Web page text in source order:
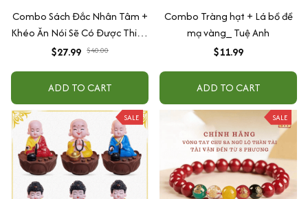
Combo Sách Đắc Nhân Tâm +
Khéo Ăn Nói Sẽ Có Được Thiên
Hạ
$27.99 $40.00
ADD TO CART
Combo Tràng hạt + Lá bồ đề
mạ vàng_ Tuệ Anh
$11.99
ADD TO CART
SALE SALE